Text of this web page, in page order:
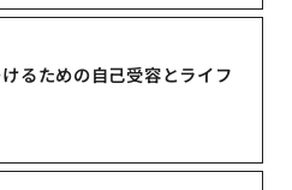
るための自己受容とライフ